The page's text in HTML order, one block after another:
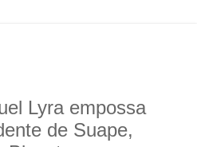
Lyra empossa
de Suape,